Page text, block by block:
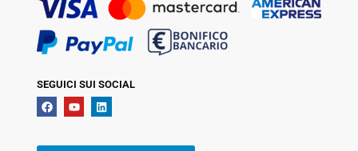
SEGUICI SUI SOCIAL